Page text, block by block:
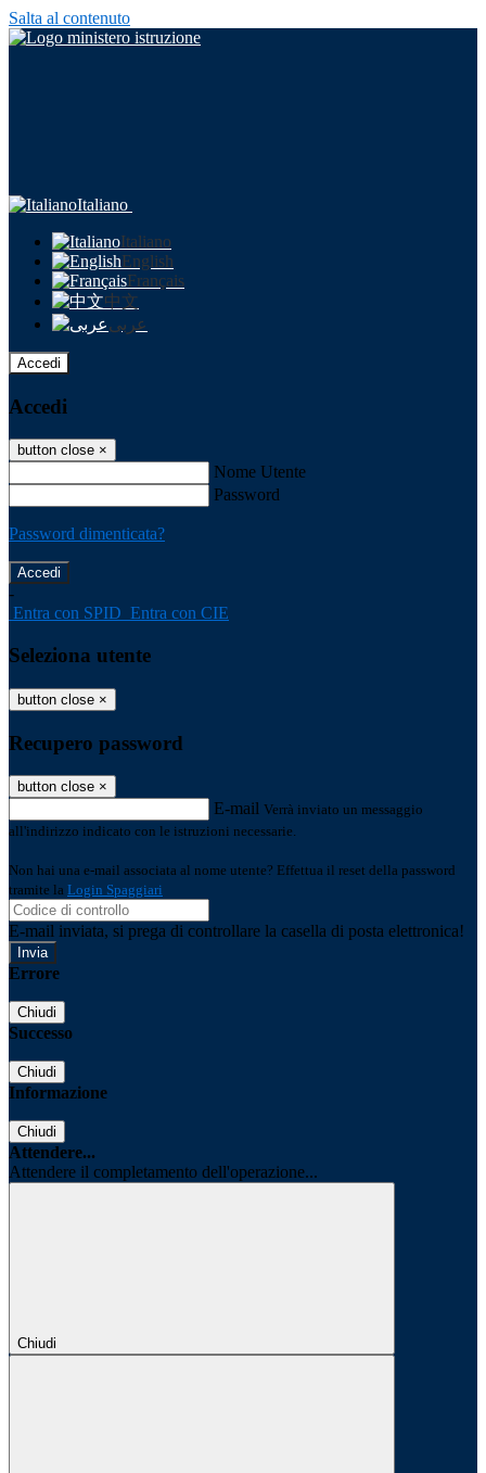
Salta al contenuto
Italiano
Italiano
English
Français
中文
عربى
Accedi
Accedi
button close ×
Nome Utente
Password
Password dimenticata?
-
Entra con SPID Entra con CIE
Seleziona utente
button close ×
Recupero password
button close ×
E-mail Verrà inviato un messaggio
all'indirizzo indicato con le istruzioni necessarie.
Non hai una e-mail associata al nome utente? Effettua il reset della password
tramite la Login Spaggiari
E-mail inviata, si prega di controllare la casella di posta elettronica!
Errore
Chiudi
Successo
Chiudi
Informazione
Chiudi
Attendere...
Attendere il completamento dell'operazione...
Chiudi